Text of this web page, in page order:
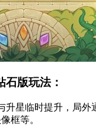
石版玩法：
星临时提升，局外
框等。